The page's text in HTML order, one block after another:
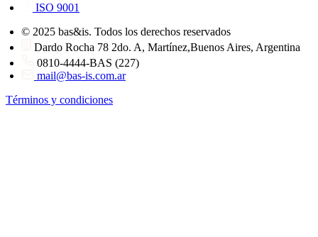
ISO 9001
© 2025 bas&is. Todos los derechos reservados
Dardo Rocha 78 2do. A, Martínez,Buenos Aires, Argentina
0810-4444-BAS (227)
mail@bas-is.com.ar
Términos y condiciones